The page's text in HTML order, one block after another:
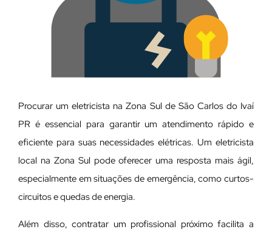
Procurar um eletricista na Zona Sul de São Carlos do Ivaí
PR é essencial para garantir um atendimento rápido e
eficiente para suas necessidades elétricas. Um eletricista
local na Zona Sul pode oferecer uma resposta mais ágil,
especialmente em situações de emergência, como curtos-
circuitos e quedas de energia.
Além disso, contratar um profissional próximo facilita a